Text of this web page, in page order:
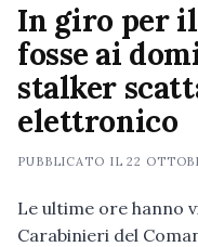
In giro per
fosse ai
stalker
elettronico
PUBBLICATO IL22
Le ultime ore hanno
Carabinieri del